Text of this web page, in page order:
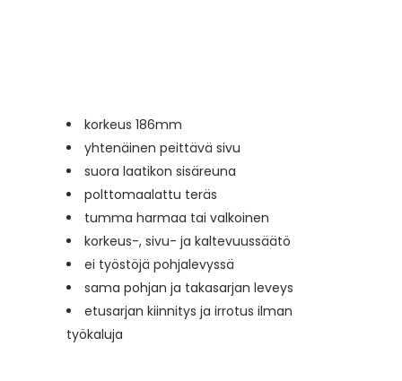
korkeus 186mm
yhtenäinen peittävä sivu
suora laatikon sisäreuna
polttomaalattu teräs
tumma harmaa tai valkoinen
korkeus-, sivu- ja kaltevuussäätö
ei työstöjä pohjalevyssä
sama pohjan ja takasarjan leveys
etusarjan kiinnitys ja irrotus ilman
työkaluja